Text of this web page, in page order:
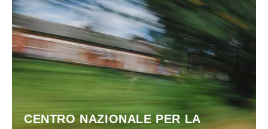
CENTRO NAZIONALE PER LA